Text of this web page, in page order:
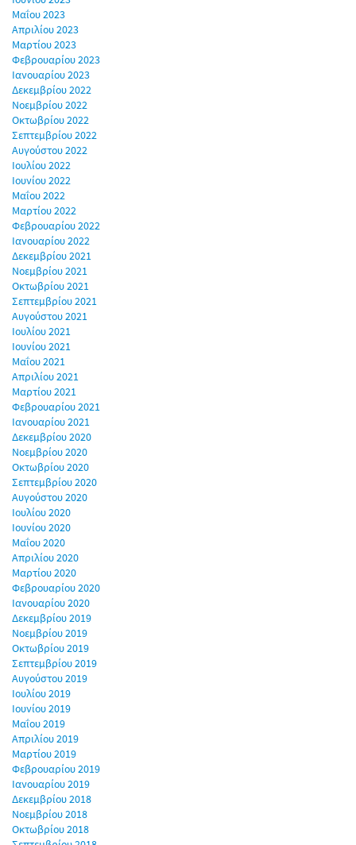
Μαΐου 2023
Απριλίου 2023
Μαρτίου 2023
Φεβρουαρίου 2023
Ιανουαρίου 2023
Δεκεμβρίου 2022
Νοεμβρίου 2022
Οκτωβρίου 2022
Σεπτεμβρίου 2022
Αυγούστου 2022
Ιουλίου 2022
Ιουνίου 2022
Μαΐου 2022
Μαρτίου 2022
Φεβρουαρίου 2022
Ιανουαρίου 2022
Δεκεμβρίου 2021
Νοεμβρίου 2021
Οκτωβρίου 2021
Σεπτεμβρίου 2021
Αυγούστου 2021
Ιουλίου 2021
Ιουνίου 2021
Μαΐου 2021
Απριλίου 2021
Μαρτίου 2021
Φεβρουαρίου 2021
Ιανουαρίου 2021
Δεκεμβρίου 2020
Νοεμβρίου 2020
Οκτωβρίου 2020
Σεπτεμβρίου 2020
Αυγούστου 2020
Ιουλίου 2020
Ιουνίου 2020
Μαΐου 2020
Απριλίου 2020
Μαρτίου 2020
Φεβρουαρίου 2020
Ιανουαρίου 2020
Δεκεμβρίου 2019
Νοεμβρίου 2019
Οκτωβρίου 2019
Σεπτεμβρίου 2019
Αυγούστου 2019
Ιουλίου 2019
Ιουνίου 2019
Μαΐου 2019
Απριλίου 2019
Μαρτίου 2019
Φεβρουαρίου 2019
Ιανουαρίου 2019
Δεκεμβρίου 2018
Νοεμβρίου 2018
Οκτωβρίου 2018